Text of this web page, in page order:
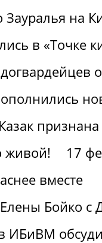
Зауралья на
в «Точке
живой!
17
вместе
Бойко с
ИБиВМ